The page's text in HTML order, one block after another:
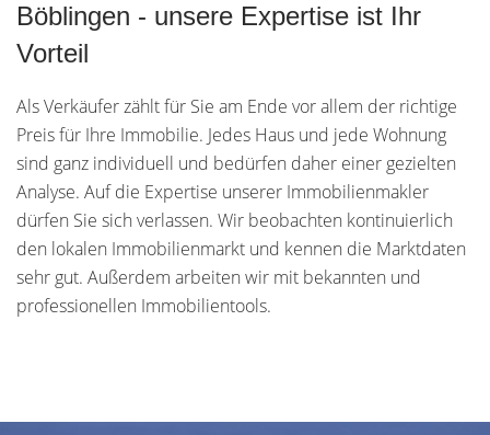
Böblingen - unsere Expertise ist Ihr
Vorteil
Als Verkäufer zählt für Sie am Ende vor allem der richtige
Preis für Ihre Immobilie. Jedes Haus und jede Wohnung
sind ganz individuell und bedürfen daher einer gezielten
Analyse. Auf die Expertise unserer Immobilienmakler
dürfen Sie sich verlassen. Wir beobachten kontinuierlich
den lokalen Immobilienmarkt und kennen die Marktdaten
sehr gut. Außerdem arbeiten wir mit bekannten und
professionellen Immobilientools.